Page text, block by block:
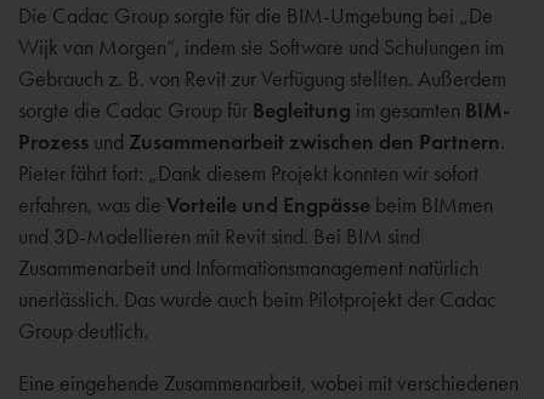
Die Cadac Group sorgte für die BIM-Umgebung bei „De
Wijk van Morgen“, indem sie Software und Schulungen im
Gebrauch z. B. von Revit zur Verfügung stellten. Außerdem
sorgte die Cadac Group für Begleitung im gesamten BIM-
Prozess und Zusammenarbeit zwischen den Partnern.
Pieter fährt fort: „Dank diesem Projekt konnten wir sofort
erfahren, was die Vorteile und Engpässe beim BIMmen
und 3D-Modellieren mit Revit sind. Bei BIM sind
Zusammenarbeit und Informationsmanagement natürlich
unerlässlich. Das wurde auch beim Pilotprojekt der Cadac
Group deutlich.
Eine eingehende Zusammenarbeit, wobei mit verschiedenen